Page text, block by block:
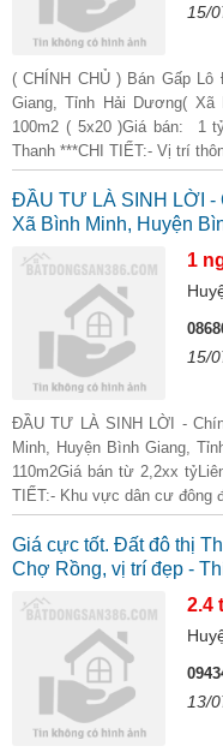
15/
( CHÍNH CHỦ ) Bán Gấp
Giang, Tỉnh Hải Dương(
100m2 ( 5x20 )Giá bán: 1
Thanh ***CHI TIẾT:- Vị trí
ĐẦU TƯ LÀ SINH LỜI -
Xã Bình Minh, Huyện
1
15/
ĐẦU TƯ LÀ SINH LỜI -
Minh, Huyện Bình Giang,
110m2Giá bán từ 2,2xx
TIẾT:- Khu vực dân cư đông
Giá cực tốt. Đất đô thị
Chợ Rồng, vị trí đẹp -
2.4
13/